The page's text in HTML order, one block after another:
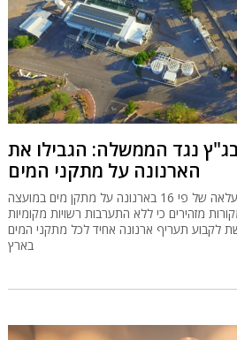
נגד הממשלה: הגבילו את
הארנונה על מתקני המים
העתירה הוגשה בעקבות העלאה של פי 16 בארנונה על מתקן מים במועצה
מזהירים כי ללא התערבות רשויות מקומיות
לקבוע תעריף ארנונה אחיד לכל מתקני המים
בארץ